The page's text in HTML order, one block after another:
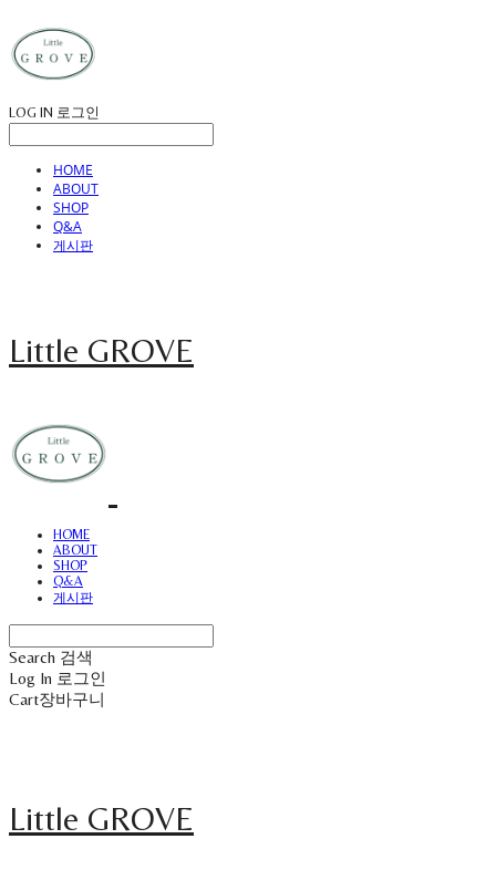
LOG IN 로그인
HOME
ABOUT
SHOP
Q&A
게시판
Little GROVE
HOME
ABOUT
SHOP
Q&A
게시판
Search 검색
Log In 로그인
Cart장바구니
Little GROVE